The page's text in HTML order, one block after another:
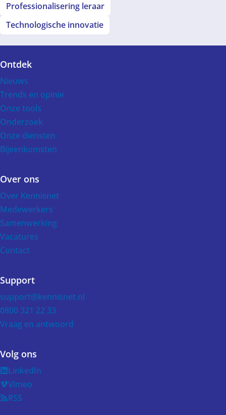
Professionalisering leraar
Technologische innovatie
Voet
Ontdek
Nieuws
Trends en opinie
Onze tools
Onderzoek
Onze diensten
Bijeenkomsten
Over ons
Over Kennisnet
Medewerkers
Samenwerking
Vacatures
Contact
Support
support@kennisnet.nl
0800 321 22 33
Vraag en antwoord
Volg ons
LinkedIn
Vimeo
RSS